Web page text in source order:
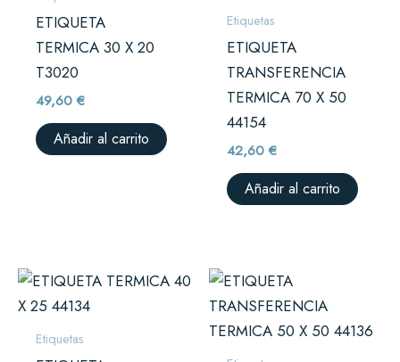
ETIQUETA
TERMICA 30 X 20
T3020
49,60€
Añadir al carrito
Etiquetas
ETIQUETA
TRANSFERENCIA
TERMICA 70 X 50
44154
42,60€
Añadir al carrito
Etiquetas